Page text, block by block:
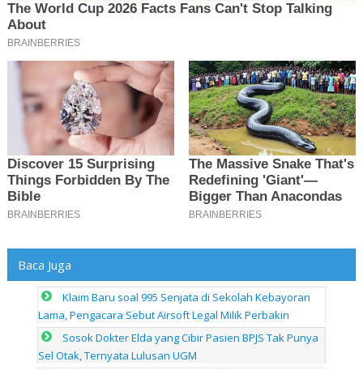
Baca Juga
Klaim Baru soal 995 Senjata di Sekolah Kebayoran
Lama, Pengacara Sebut Airsoft Legal Milik Perbakin
Sosok Dokter Elda yang Cibir Pasien BPJS Tak Punya
Sel Otak, Ternyata Lulusan UGM